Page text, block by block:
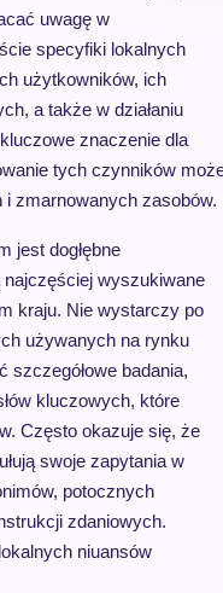
uwagę w
specyfiki lokalnych
użytkowników, ich
a także w działaniu
znaczenie dla
tych czynników
i zmarnowanych zasobów.
jest dogłębne
wyszukiwane
kraju. Nie wystarczy po
używanych na rynku
badania,
kluczowych, które
Często okazuje się, że
swoje zapytania w
potocznych
zdaniowych.
niuansów